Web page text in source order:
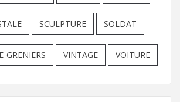
SCULPTURE SOLDAT
GRENIERS VINTAGE VOITURE